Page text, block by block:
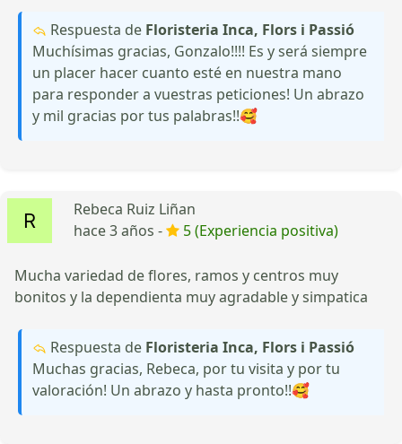
Respuesta de Floristeria Inca, Flors i Passió
Muchísimas gracias, Gonzalo!!!! Es y será siempre
un placer hacer cuanto esté en nuestra mano
para responder a vuestras peticiones! Un abrazo
y mil gracias por tus palabras!!🥰
Rebeca Ruiz Liñan
hace 3 años -
5 (Experiencia positiva)
Mucha variedad de flores, ramos y centros muy
bonitos y la dependienta muy agradable y simpatica
Respuesta de Floristeria Inca, Flors i Passió
Muchas gracias, Rebeca, por tu visita y por tu
valoración! Un abrazo y hasta pronto!!🥰